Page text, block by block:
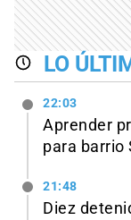
LO
22:03
Aprender
para barrio
21:48
Diez